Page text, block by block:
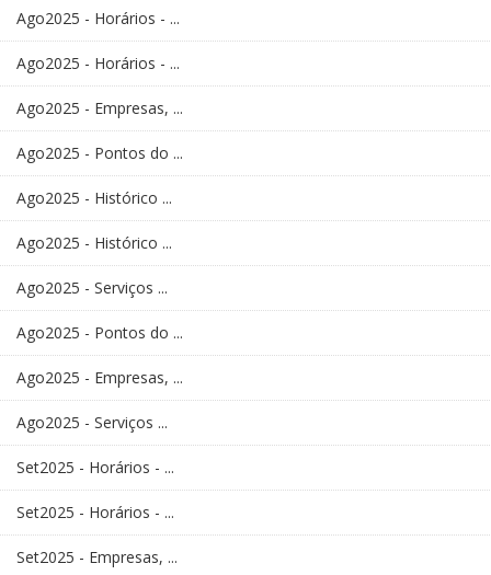
Ago2025 - Horários - ...
Ago2025 - Horários - ...
Ago2025 - Empresas, ...
Ago2025 - Pontos do ...
Ago2025 - Histórico ...
Ago2025 - Histórico ...
Ago2025 - Serviços ...
Ago2025 - Pontos do ...
Ago2025 - Empresas, ...
Ago2025 - Serviços ...
Set2025 - Horários - ...
Set2025 - Horários - ...
Set2025 - Empresas, ...